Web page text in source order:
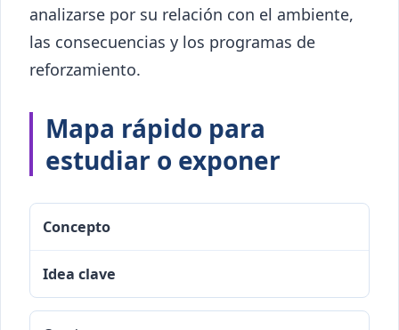
analizarse por su relación con el ambiente,
las consecuencias y los programas de
reforzamiento.
Mapa rápido para
estudiar o exponer
Concepto
Idea clave